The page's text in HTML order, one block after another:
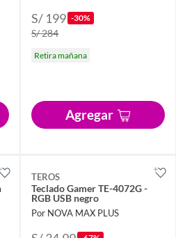
S/ 199 -30%
S/ 284
Retira mañana
Agregar
TEROS
Teclado Gamer TE-4072G -
RGB USB negro
Por NOVA MAX PLUS